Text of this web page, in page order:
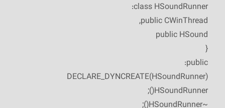
class HSoundRunner:
public CWinThread,
public HSound
{
public:
DECLARE_DYNCREATE(HSoundRunner)
HSoundRunner();
~HSoundRunner();